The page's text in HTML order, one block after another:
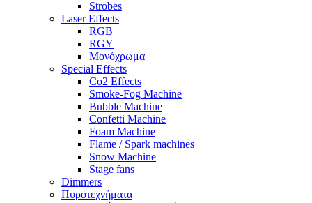
Strobes
Laser Effects
RGB
RGY
Μονόχρωμα
Special Effects
Co2 Effects
Smoke-Fog Machine
Bubble Machine
Confetti Machine
Foam Machine
Flame / Spark machines
Snow Machine
Stage fans
Dimmers
Πυροτεχνήματα